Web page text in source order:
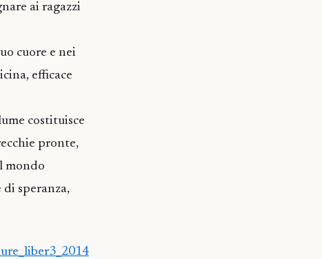
ai ragazzi
cuore e nei
efficace
costituisce
pronte,
mondo
speranza,